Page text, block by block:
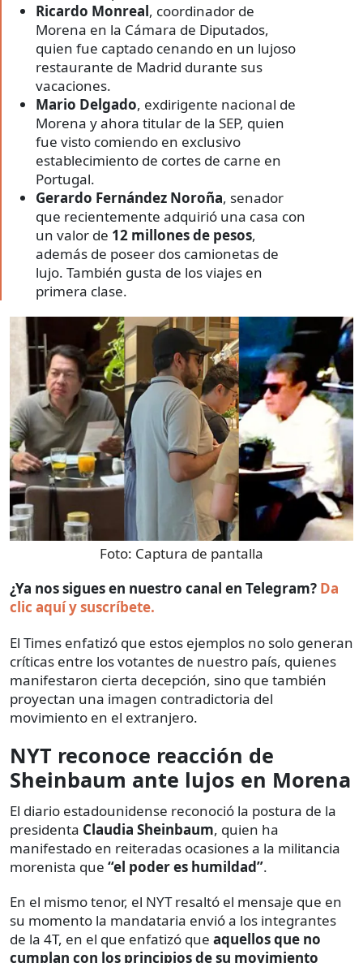
Ricardo Monreal, coordinador de
Morena en la Cámara de Diputados,
quien fue captado cenando en un lujoso
restaurante de Madrid durante sus
vacaciones.
Mario Delgado, exdirigente nacional de
Morena y ahora titular de la SEP, quien
fue visto comiendo en exclusivo
establecimiento de cortes de carne en
Portugal.
Gerardo Fernández Noroña, senador
que recientemente adquirió una casa con
un valor de 12 millones de pesos,
además de poseer dos camionetas de
lujo. También gusta de los viajes en
primera clase.
Foto: Captura de pantalla
¿Ya nos sigues en nuestro canal en Telegram? Da
clic aquí y suscríbete.
El Times enfatizó que estos ejemplos no solo generan
críticas entre los votantes de nuestro país, quienes
manifestaron cierta decepción, sino que también
proyectan una imagen contradictoria del
movimiento en el extranjero.
NYT reconoce reacción de
Sheinbaum ante lujos en Morena
El diario estadounidense reconoció la postura de la
presidenta Claudia Sheinbaum, quien ha
manifestado en reiteradas ocasiones a la militancia
morenista que “el poder es humildad”.
En el mismo tenor, el NYT resaltó el mensaje que en
su momento la mandataria envió a los integrantes
de la 4T, en el que enfatizó que aquellos que no
cumplan con los principios de su movimiento